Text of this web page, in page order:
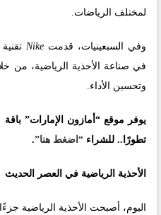
لمختلف الرياضات.
وفي السبعينيات، قدمت Nike
في صناعة الأحذية الرياضية، من
وتحسين الأداء.
يوفر موقع“أمازون الإمارات” باقة
تطورًا.. للشراء “اضغط هنا”.
الأحذية الرياضية في العصر الحديث
اليوم، أصبحت الأحذية الرياضية